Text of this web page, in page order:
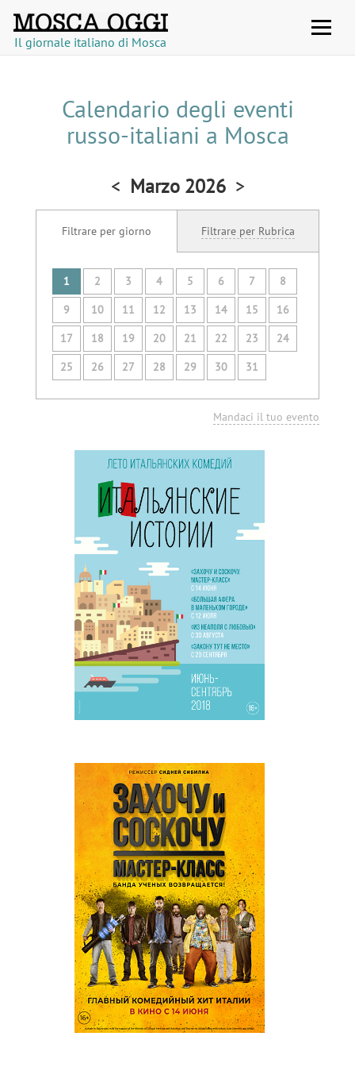
TOGGLE
NAVIGATION
Il giornale italiano di Mosca
Calendario degli eventi
russo-italiani a Mosca
< Marzo 2026 >
Filtrare per giorno Filtrare per Rubrica
1 2 3 4 5 6 7
8
9
10 11 12 13 14 15
16
17
18 19 20 21 22 23
24
25
26 27 28 29 30 31
Mandaci il tuo evento